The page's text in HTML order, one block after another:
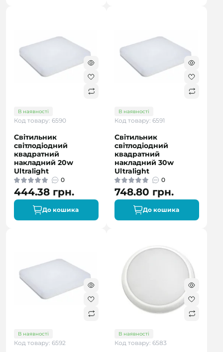
В наявності
Код товару: 6590
Світильник
світлодіодний
квадратний
накладний 20w
Ultralight
0
444.38 грн.
До кошика
В наявності
Код товару: 6591
Світильник
світлодіодний
квадратний
накладний 30w
Ultralight
0
748.80 грн.
До кошика
В наявності
Код товару: 6592
В наявності
Код товару: 6583